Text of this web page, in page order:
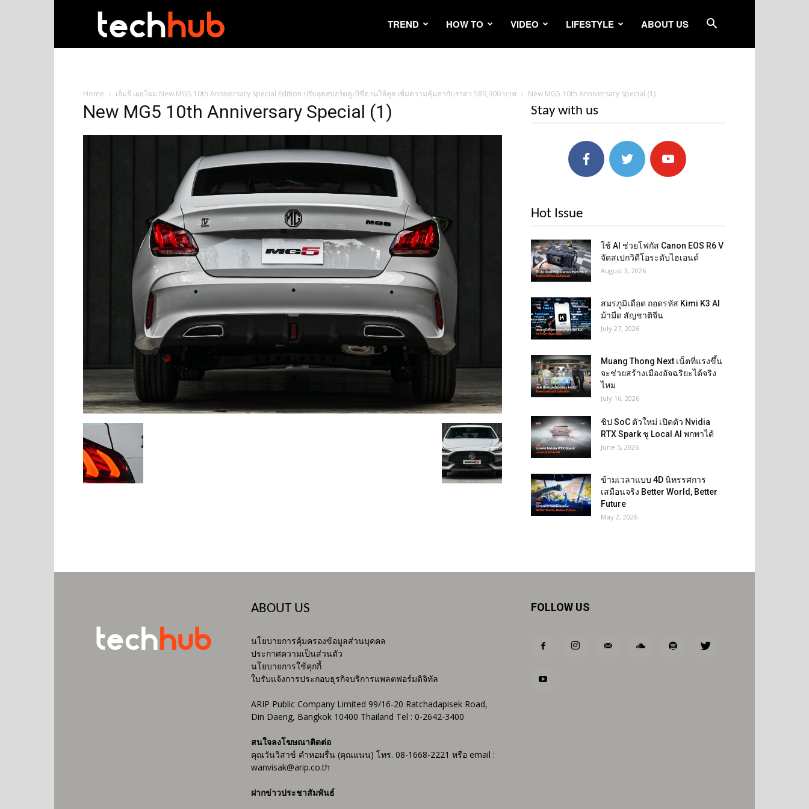
TREND HOW TO VIDEO LIFESTYLE ABOUT US
Home เอ็มจี เผยโฉม New MG5 10th Anniversary Special Edition ปรับลุคสปอร์ตคูเป้ซีดานให้คูล เพิ่มความคุ้มค่ากับราคา 589,900 บาท New MG5 10th Anniversary Special (1)
New MG5 10th Anniversary Special (1) Stay with us
Hot Issue
ใช้ AI ช่วยโฟกัส Canon EOS R6 V
จัดสเปกวิดีโอระดับไฮเอนด์
August 3, 2026
สมรภูมิเดือด ถอดรหัส Kimi K3 AI
ม้ามืด สัญชาติจีน
July 27, 2026
Muang Thong Next เน็ตที่แรงขึ้น
จะช่วยสร้างเมืองอัจฉริยะได้จริง
ไหม
July 16, 2026
ชิป SoC ตัวใหม่ เปิดตัว Nvidia
RTX Spark ชู Local AI พกพาได้
June 5, 2026
ข้ามเวลาแบบ 4D นิทรรศการ
เสมือนจริง Better World, Better
Future
May 2, 2026
ABOUT US
นโยบายการคุ้มครองข้อมูลส่วนบุคคล
ประกาศความเป็นส่วนตัว
นโยบายการใช้คุกกี้
ใบรับแจ้งการประกอบธุรกิจบริการแพลตฟอร์มดิจิทัล
ARIP Public Company Limited 99/16-20 Ratchadapisek Road,
Din Daeng, Bangkok 10400 Thailand Tel : 0-2642-3400
สนใจลงโฆษณาติดต่อ
คุณวันวิสาข์ คำหอมรื่น (คุณแนน) โทร. 08-1668-2221 หรือ email :
wanvisak@arip.co.th
ฝากข่าวประชาสัมพันธ์
FOLLOW US